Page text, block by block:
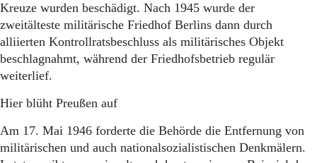
Kreuze wurden beschädigt. Nach 1945 wurde der
zweitälteste militärische Friedhof Berlins dann durch
alliierten Kontrollratsbeschluss als militärisches Objekt
beschlagnahmt, während der Friedhofsbetrieb regulär
weiterlief.
Hier blüht Preußen auf
Am 17. Mai 1946 forderte die Behörde die Entfernung von
militärischen und auch nationalsozialistischen Denkmälern.